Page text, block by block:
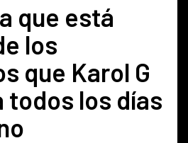
que está
los
que Karol G
todos los días